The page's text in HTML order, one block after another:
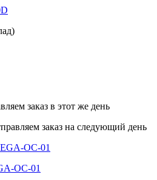
заказ в этот же день
заказ на следующий день
ОС-01